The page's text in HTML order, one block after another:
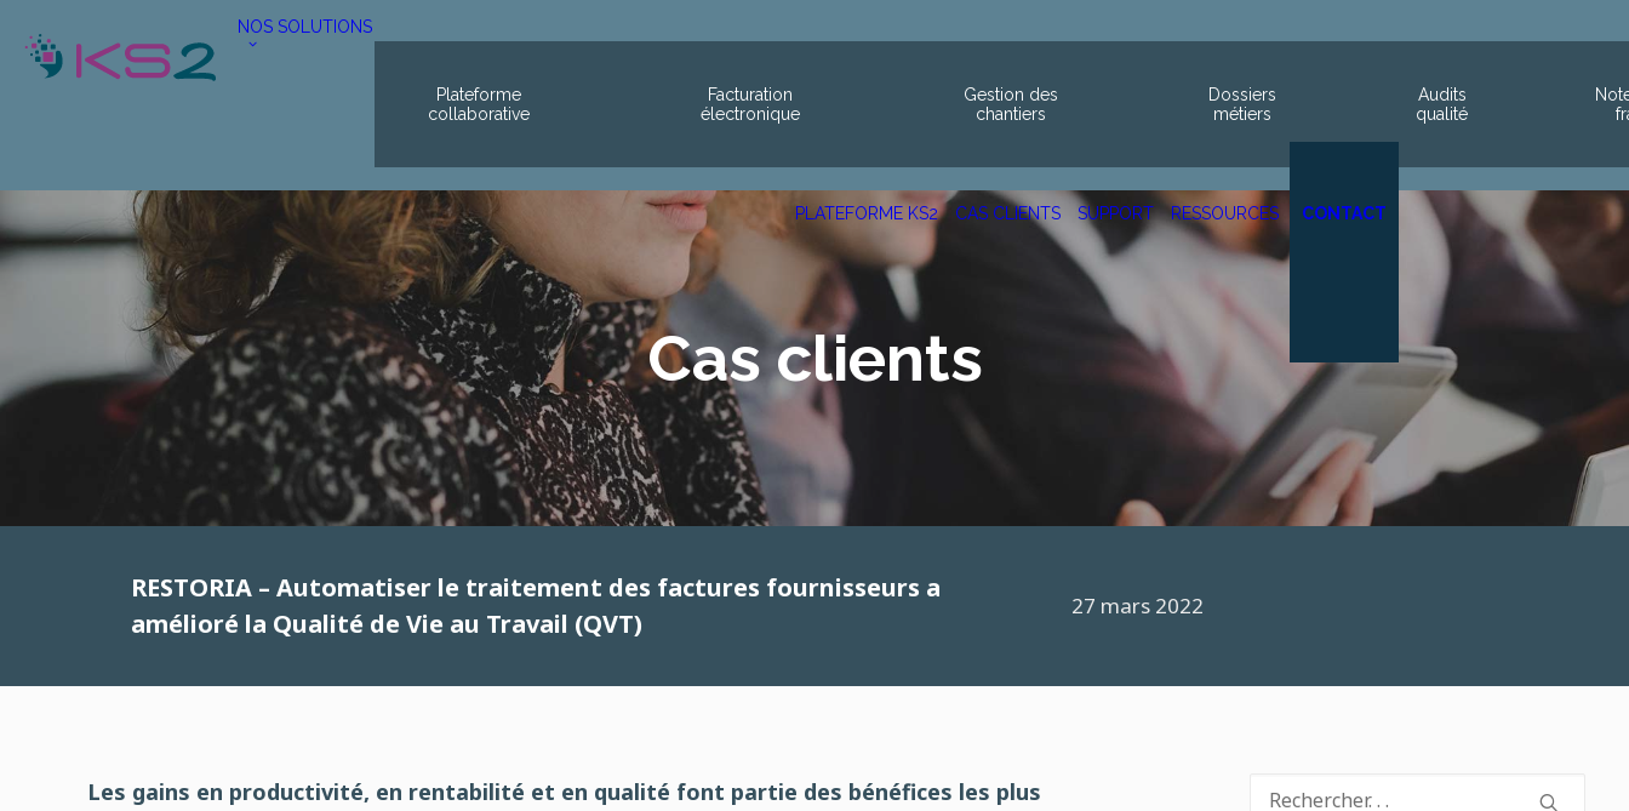
NOS SOLUTIONS
Plateforme
collaborative
Facturation
électronique
Gestion des
chantiers
Dossiers
métiers
Audits
qualité
PLATEFORME KS2 CAS CLIENTS SUPPORT RESSOURCES CONTACT
Cas clients
RESTORIA – Automatiser le traitement des factures fournisseurs a
amélioré la Qualité de Vie au Travail (QVT)
27 mars 2022
Les gains en productivité, en rentabilité et en qualité font partie des bénéfices les plus